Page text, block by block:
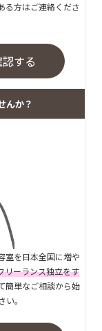
る方はご連絡くださ
する
んか？
室を日本全国に増や
リーランス独立をす
簡単なご相談から始
。